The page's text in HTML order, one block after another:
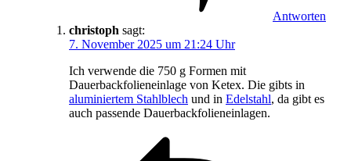
Antworten
christoph sagt:
7. November 2025 um 21:24 Uhr
Ich verwende die 750 g Formen mit
Dauerbackfolieneinlage von Ketex. Die gibts in
aluminiertem Stahlblech und in Edelstahl, da gibt es
auch passende Dauerbackfolieneinlagen.